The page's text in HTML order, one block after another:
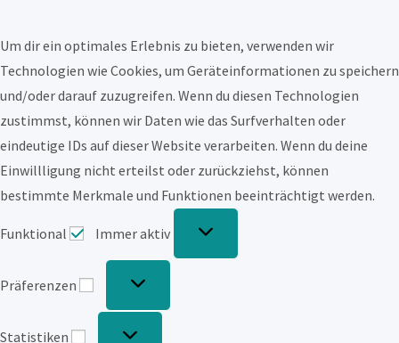
Um dir ein optimales Erlebnis zu bieten, verwenden wir
Technologien wie Cookies, um Geräteinformationen zu speichern
und/oder darauf zuzugreifen. Wenn du diesen Technologien
zustimmst, können wir Daten wie das Surfverhalten oder
eindeutige IDs auf dieser Website verarbeiten. Wenn du deine
Einwillligung nicht erteilst oder zurückziehst, können
bestimmte Merkmale und Funktionen beeinträchtigt werden.
Funktional Immer aktiv
Präferenzen
Präferenzen
Statistiken
Statistiken